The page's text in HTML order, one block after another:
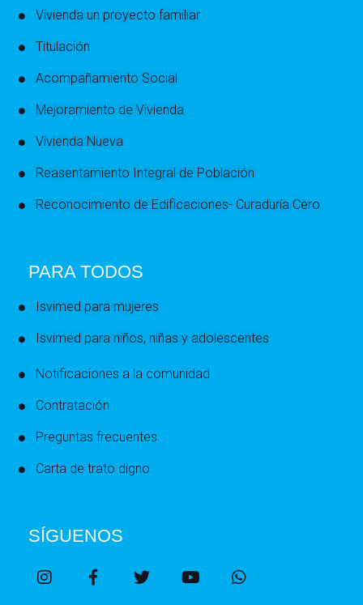
Vivienda un proyecto familiar
Titulación
Acompañamiento Social
Mejoramiento de Vivienda
Vivienda Nueva
Reasentamiento Integral de Población
Reconocimiento de Edificaciones- Curaduría Cero
PARA TODOS
Isvimed para mujeres
Isvimed para niños, niñas y adolescentes
Notificaciones a la comunidad
Contratación
Preguntas frecuentes
Carta de trato digno
SÍGUENOS